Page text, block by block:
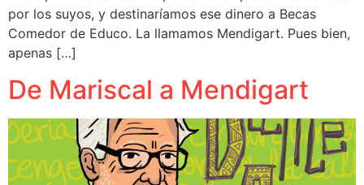
por los suyos, y destinaríamos ese dinero a Becas
Comedor de Educo. La llamamos Mendigart. Pues bien,
apenas […]
De Mariscal a Mendigart